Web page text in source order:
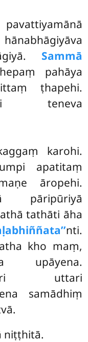
Sammā
pahāya
ṭhapehi.
teneva
karohi.
apatitaṃ
āropehi.
pāripūriyā
tathāti āha
nti.
kho maṃ,
upāyena.
uttari
samādhiṃ
niṭṭhitā.